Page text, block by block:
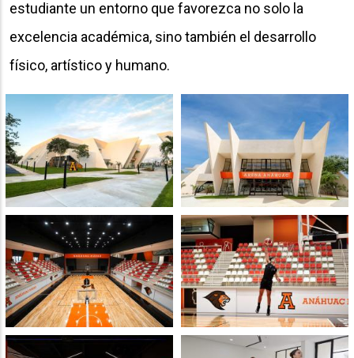
estudiante un entorno que favorezca no solo la
excelencia académica, sino también el desarrollo
físico, artístico y humano.